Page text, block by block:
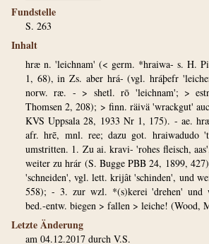
Fundstelle
S. 263
Inhalt
hræ n. 'leichnam' (< germ. *hraiwa- s. H.
1, 68), in Zs. aber hrá- (vgl. hráþefr
norw. ræ. - > shetl. rō 'leichnam'; >
Thomsen 2, 208); > finn. räivä 'wrackgut'
KVS Uppsala 28, 1933 Nr 1, 175). - ae.
afr. hrē, mnl. ree; dazu got. hraiwadudo
umstritten. 1. Zu ai. kravi- 'rohes fleisch,
weiter zu hrár (S. Bugge PBB 24, 1899,
'schneiden', vgl. lett. krijât 'schinden', und
558); - 3. zur wzl. *(s)kerei 'drehen' und
bed.-entw. biegen > fallen > leiche! (Wood,
Letzte Änderung
am 04.12.2017 durch V.S.